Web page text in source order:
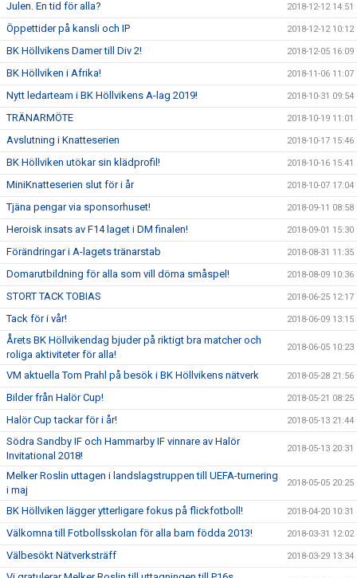
Julen. En tid för alla? 2018-12-12 14:51
Öppettider på kansli och IP 2018-12-12 10:12
BK Höllvikens Damer till Div 2! 2018-12-05 16:09
BK Höllviken i Afrika! 2018-11-06 11:07
Nytt ledarteam i BK Höllvikens A-lag 2019! 2018-10-31 09:54
TRÄNARMÖTE 2018-10-19 11:01
Avslutning i Knatteserien 2018-10-17 15:46
BK Höllviken utökar sin klädprofil! 2018-10-16 15:41
MiniKnatteserien slut för i år 2018-10-07 17:04
Tjäna pengar via sponsorhuset! 2018-09-11 08:58
Heroisk insats av F14 laget i DM finalen! 2018-09-01 15:30
Förändringar i A-lagets tränarstab 2018-08-31 11:35
Domarutbildning för alla som vill döma småspel! 2018-08-09 10:36
STORT TACK TOBIAS 2018-06-25 12:17
Tack för i vår! 2018-06-09 13:15
Årets BK Höllvikendag bjuder på riktigt bra matcher och
roliga aktiviteter för alla!
2018-06-05 10:23
VM aktuella Tom Prahl på besök i BK Höllvikens nätverk 2018-05-28 21:56
Bilder från Halör Cup! 2018-05-21 08:25
Halör Cup tackar för i år! 2018-05-13 21:44
Södra Sandby IF och Hammarby IF vinnare av Halör
Invitational 2018!
2018-05-13 20:31
Melker Roslin uttagen i landslagstruppen till UEFA-turnering
i maj
2018-05-05 20:25
BK Höllviken lägger ytterligare fokus på flickfotboll! 2018-04-20 10:31
Välkomna till Fotbollsskolan för alla barn födda 2013! 2018-03-31 12:02
Välbesökt Nätverksträff 2018-03-29 13:34